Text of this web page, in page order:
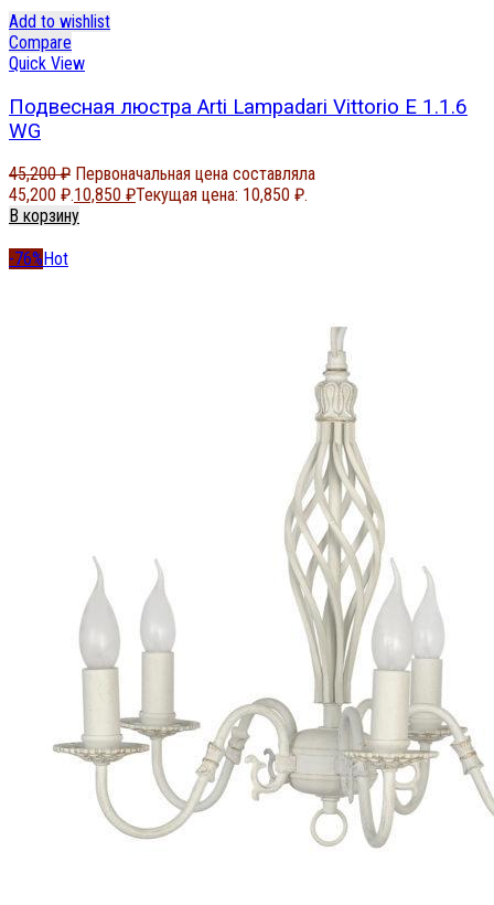
Add to wishlist
Compare
Quick View
Подвесная люстра Arti Lampadari Vittorio E 1.1.6
WG
45,200₽ Первоначальная цена составляла
45,200 ₽.10,850 ₽Текущая цена: 10,850 ₽.
В корзину
-76% Hot